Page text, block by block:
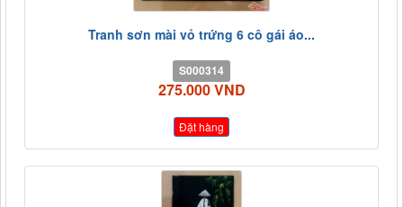
Tranh sơn mài vỏ trứng 6 cô gái áo...
S000314
275.000 VND
Đặt hàng